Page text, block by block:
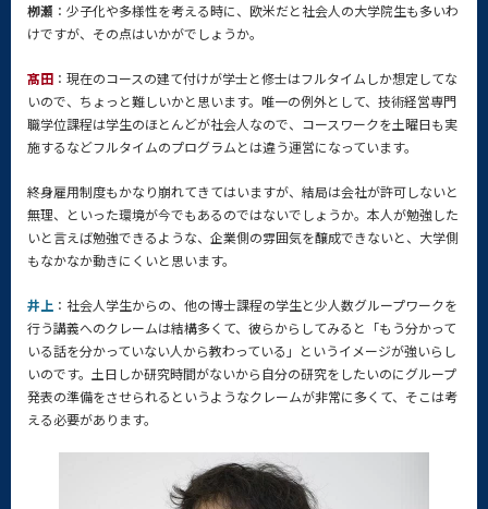
栁瀬 ：少子化や多様性を考える時に、欧米だと社会人の大学院生も多いわ
けですが、その点はいかがでしょうか。
髙田 ：現在のコースの建て付けが学士と修士はフルタイムしか想定してな
いので、ちょっと難しいかと思います。唯一の例外として、技術経営専門
職学位課程は学生のほとんどが社会人なので、コースワークを土曜日も実
施するなどフルタイムのプログラムとは違う運営になっています。
終身雇用制度もかなり崩れてきてはいますが、結局は会社が許可しないと
無理、といった環境が今でもあるのではないでしょうか。本人が勉強した
いと言えば勉強できるような、企業側の雰囲気を醸成できないと、大学側
もなかなか動きにくいと思います。
井上 ：社会人学生からの、他の博士課程の学生と少人数グループワークを
行う講義へのクレームは結構多くて、彼らからしてみると「もう分かって
いる話を分かっていない人から教わっている」というイメージが強いらし
いのです。土日しか研究時間がないから自分の研究をしたいのにグループ
発表の準備をさせられるというようなクレームが非常に多くて、そこは考
える必要があります。